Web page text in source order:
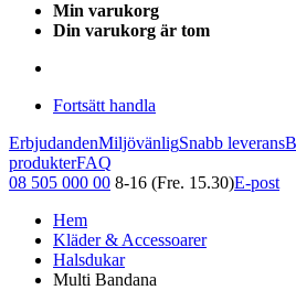
Min varukorg
Din varukorg är tom
Fortsätt handla
ErbjudandenMiljövänligSnabb leverans
produkterFAQ
08 505 000 00 8-16 (Fre. 15.30)E-post
Hem
Kläder & Accessoarer
Halsdukar
Multi Bandana